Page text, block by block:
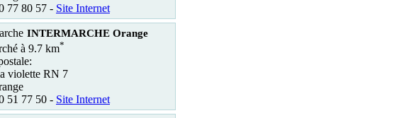
77 80 57 - Site Internet
INTERMARCHE Orange
à 9.7 km*
violette RN 7
51 77 50 - Site Internet